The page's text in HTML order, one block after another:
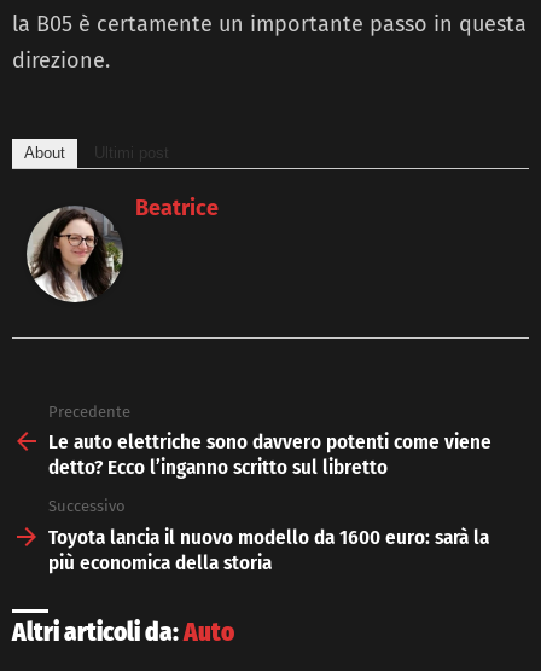
la B05 è certamente un importante passo in questa
direzione.
About Ultimi post
Beatrice
more
Precedente
Le auto elettriche sono davvero potenti come viene
detto? Ecco l’inganno scritto sul libretto
Successivo
Toyota lancia il nuovo modello da 1600 euro: sarà la
più economica della storia
Altri articoli da:Auto